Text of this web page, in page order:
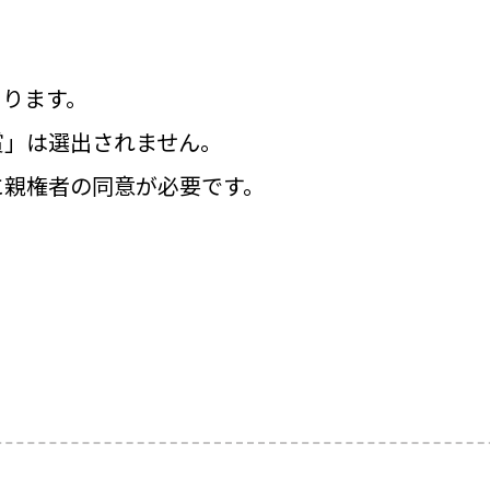
ます。
は選出されません。
権者の同意が必要です。